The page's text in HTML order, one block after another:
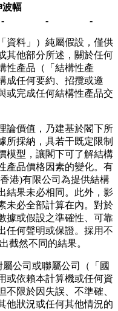
波幅
- - -
資料」）純屬假設，僅供
其他部分所述，關於任何
性產品（「結構性產
成任何要約、招攬或邀
或完成任何結構性產品交
論價值，乃建基於閣下所
所採納，具若干既定限制
模型，讓閣下可了解結構
產品價格因素的變化。有
港)有限公司為提供結構
結果未必相同。此外，影
未必全部計算在內。對於
據或假設之準確性、可靠
任何聲明或保證。採用不
截然不同的結果。
公司或聯屬公司（「國
或依賴本計算機或任何資
限於因失誤、不準確、
他狀況或任何其他情況的